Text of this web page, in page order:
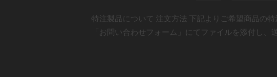
特注製品について 注文方法 下記よりご希望商品の
「お問い合わせフォーム」にてファイルを添付し